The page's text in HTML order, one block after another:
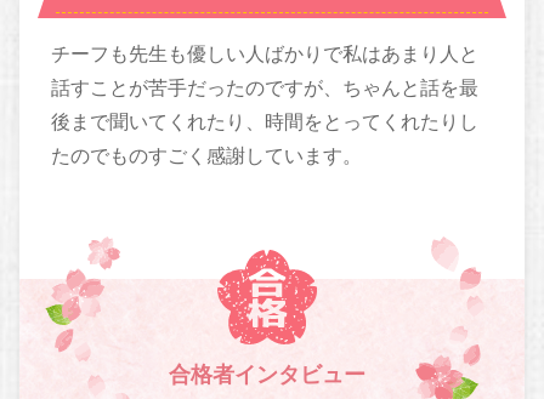
チーフも先生も優しい人ばかりで私はあまり人と
話すことが苦手だったのですが、ちゃんと話を最
後まで聞いてくれたり、時間をとってくれたりし
たのでものすごく感謝しています。
合格者インタビュー